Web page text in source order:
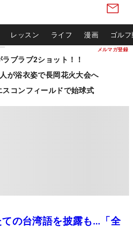
メルマガ登録
レッスン ライフ 漫画 ゴル
ラブラブ2ショット！！
が浴衣姿で長岡花火大会へ
スコンフィールドで始球式
の台湾語を披露も…「全